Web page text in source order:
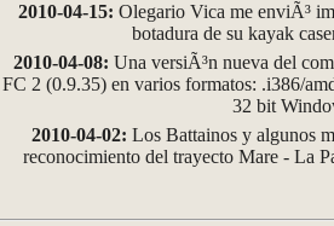
2010-04-15: Olegario Vica me enviÃ³
botadura de su kayak
2010-04-08: Una versiÃ³n nueva del
FC 2 (0.9.35) en varios formatos: .i386/
32 bit
2010-04-02: Los Battainos y algunos
reconocimiento del trayecto Mare - La